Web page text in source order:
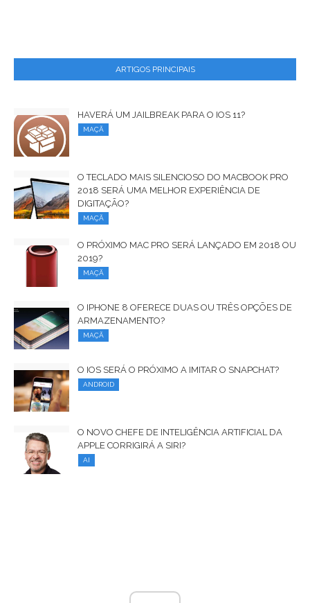
ARTIGOS PRINCIPAIS
HAVERÁ UM JAILBREAK PARA O IOS 11?
MAÇÃ
O TECLADO MAIS SILENCIOSO DO MACBOOK PRO
2018 SERÁ UMA MELHOR EXPERIÊNCIA DE
DIGITAÇÃO?
MAÇÃ
O PRÓXIMO MAC PRO SERÁ LANÇADO EM 2018 OU
2019?
MAÇÃ
O IPHONE 8 OFERECE DUAS OU TRÊS OPÇÕES DE
ARMAZENAMENTO?
MAÇÃ
O IOS SERÁ O PRÓXIMO A IMITAR O SNAPCHAT?
ANDROID
O NOVO CHEFE DE INTELIGÊNCIA ARTIFICIAL DA
APPLE CORRIGIRÁ A SIRI?
AI